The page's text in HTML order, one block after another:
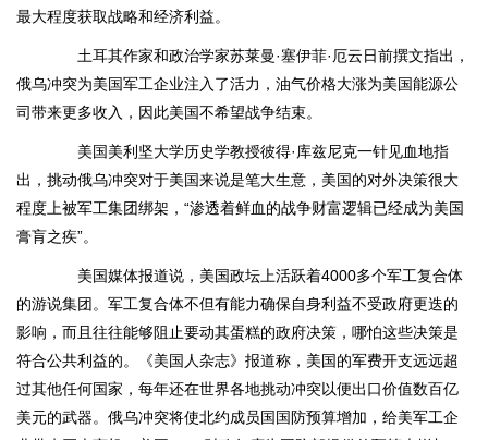
最大程度获取战略和经济利益。
土耳其作家和政治学家苏莱曼·塞伊菲·厄云日前撰文指出，
俄乌冲突为美国军工企业注入了活力，油气价格大涨为美国能源公
司带来更多收入，因此美国不希望战争结束。
美国美利坚大学历史学教授彼得·库兹尼克一针见血地指
出，挑动俄乌冲突对于美国来说是笔大生意，美国的对外决策很大
程度上被军工集团绑架，“渗透着鲜血的战争财富逻辑已经成为美国
膏肓之疾”。
美国媒体报道说，美国政坛上活跃着4000多个军工复合体
的游说集团。军工复合体不但有能力确保自身利益不受政府更迭的
影响，而且往往能够阻止要动其蛋糕的政府决策，哪怕这些决策是
符合公共利益的。《美国人杂志》报道称，美国的军费开支远远超
过其他任何国家，每年还在世界各地挑动冲突以便出口价值数百亿
美元的武器。俄乌冲突将使北约成员国国防预算增加，给美军工企